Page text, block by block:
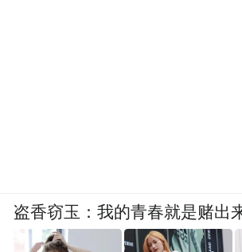
盗香窃玉：我的青春就是赌出